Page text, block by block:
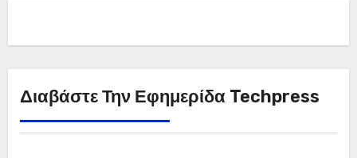
Διαβάστε Την Εφημερίδα Techpress